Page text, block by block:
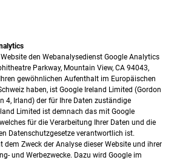
den Webanalysedienst Google Analytics
Parkway, Mountain View, CA 94043,
Ihren gewöhnlichen Aufenthalt im Europäischen
haben, ist Google Ireland Limited (Gordon
4, Irland) der für Ihre Daten zuständige
Limited ist demnach das mit Google
für die Verarbeitung Ihrer Daten und die
Datenschutzgesetze verantwortlich ist.
dem Zweck der Analyse dieser Website und ihrer
und Werbezwecke. Dazu wird Google im